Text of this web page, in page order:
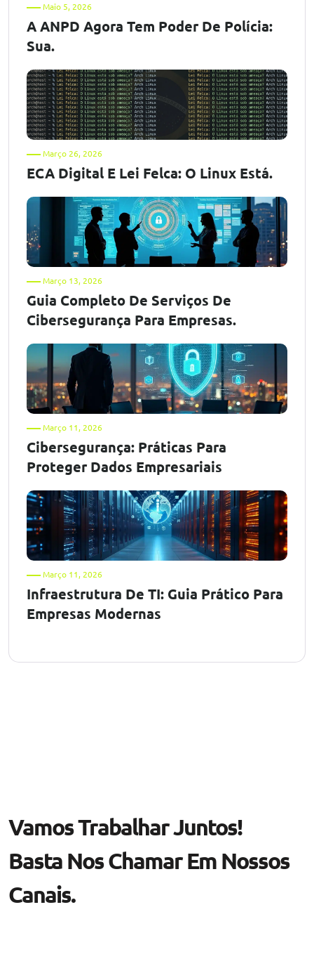
Maio 5, 2026
A ANPD Agora Tem Poder De Polícia:
Sua.
Março 26, 2026
ECA Digital E Lei Felca: O Linux Está.
Março 13, 2026
Guia Completo De Serviços De
Cibersegurança Para Empresas.
Março 11, 2026
Cibersegurança: Práticas Para
Proteger Dados Empresariais
Março 11, 2026
Infraestrutura De TI: Guia Prático Para
Empresas Modernas
Vamos Trabalhar Juntos!
Basta Nos Chamar Em Nossos
Canais.